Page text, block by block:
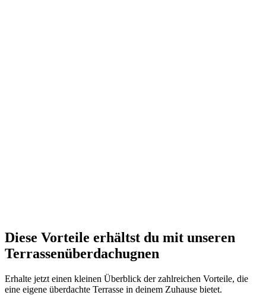
Diese Vorteile erhältst du mit unseren
Terrassenüberdachugnen
Erhalte jetzt einen kleinen Überblick der zahlreichen Vorteile, die
eine eigene überdachte Terrasse in deinem Zuhause bietet.